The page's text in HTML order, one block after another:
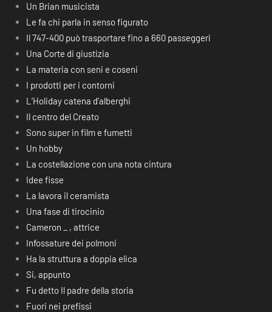
Un Brian musicista
Le fa chi parla in senso figurato
Il 747-400 può trasportare fino a 660 passeggeri
Una Corte di giustizia
La materia con seni e coseni
I prodotti per i contorni
L’Holiday catena d’alberghi
Il centro del Creato
Sono super in film e fumetti
Un hobby
La costellazione con una nota cintura
Idee fisse
La lavora il ceramista
Una fase di tirocinio
Cameron _ , attrice
Infossature dei polmoni
Ha la struttura a doppia elica
Si, appunto
Fu detto Il padre della storia
Fuori nei prefissi